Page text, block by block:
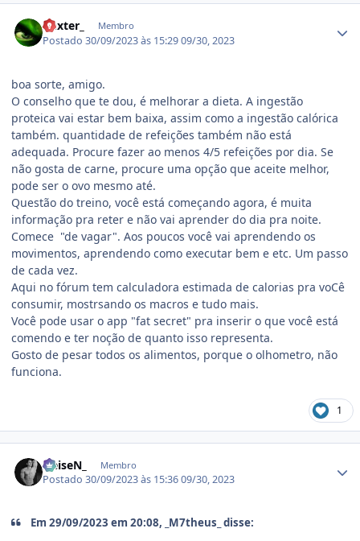
Dexter_ Membro
Postado30/09/2023 às 15:2909/30, 2023
boa sorte, amigo.
O conselho que te dou, é melhorar a dieta. A ingestão
proteica vai estar bem baixa, assim como a ingestão calórica
também. quantidade de refeições também não está
adequada. Procure fazer ao menos 4/5 refeições por dia. Se
não gosta de carne, procure uma opção que aceite melhor,
pode ser o ovo mesmo até.
Questão do treino, você está começando agora, é muita
informação pra reter e não vai aprender do dia pra noite.
Comece "de vagar". Aos poucos você vai aprendendo os
movimentos, aprendendo como executar bem e etc. Um passo
de cada vez.
Aqui no fórum tem calculadora estimada de calorias pra voCê
consumir, mostrsando os macros e tudo mais.
Você pode usar o app "fat secret" pra inserir o que você está
comendo e ter noção de quanto isso representa.
Gosto de pesar todos os alimentos, porque o olhometro, não
funciona.
1
HeiseN_ Membro
Postado30/09/2023 às 15:3609/30, 2023
Em 29/09/2023 em 20:08, _M7theus_ disse: